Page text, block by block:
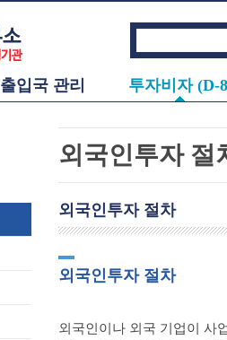
출입국 관리 투자비자 (D-
외국인투자 절
외국인투자 절차
외국인투자 절차
외국인이나 외국 기업이 사